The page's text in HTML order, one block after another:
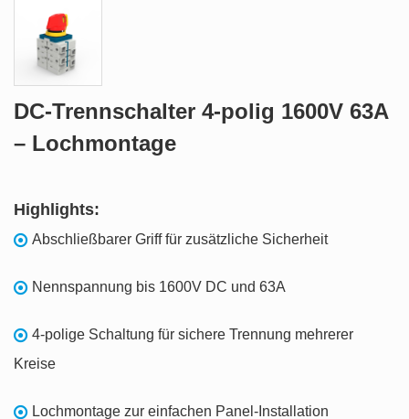
DC-Trennschalter 4-polig 1600V 63A
– Lochmontage
Highlights:
Abschließbarer Griff für zusätzliche Sicherheit
Nennspannung bis 1600V DC und 63A
4-polige Schaltung für sichere Trennung mehrerer
Kreise
Lochmontage zur einfachen Panel-Installation